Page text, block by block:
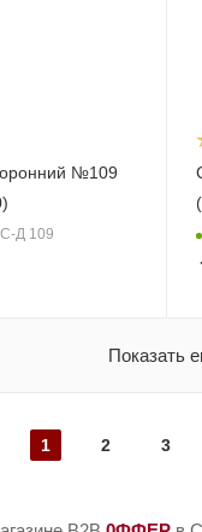
№109
Д 109
Показать
1 2 3